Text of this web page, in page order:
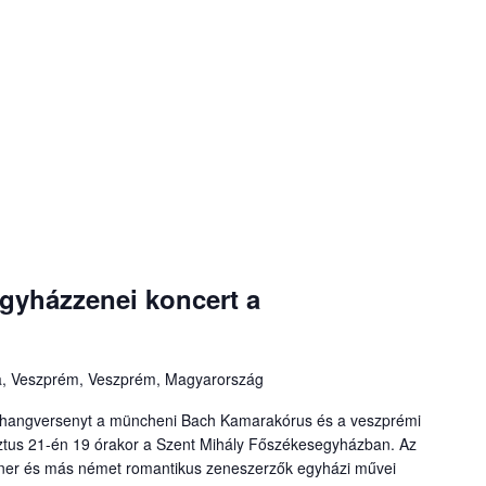
koncert a
Veszprém, Veszprém, Magyarország
a müncheni Bach Kamarakórus és a veszprémi
21-én 19 órakor a Szent Mihály Főszékesegyházban. Az
és más német romantikus zeneszerzők egyházi művei